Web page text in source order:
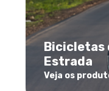
Bicicletas
Estrada
Veja os